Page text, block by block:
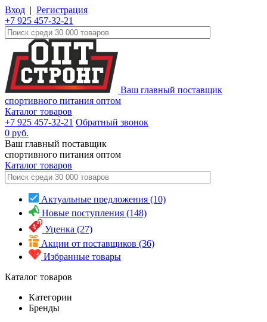
Вход | Регистрация
+7 925 457-32-21
Ваш главный поставщик
спортивного питания оптом
Каталог товаров
+7 925 457-32-21 Обратный звонок
0 руб.
Ваш главный поставщик
спортивного питания оптом
Каталог товаров
Актуальные предложения (10)
Новые поступления (148)
Уценка (27)
Акции от поставщиков (36)
Избранные товары
Каталог товаров
Категории
Бренды